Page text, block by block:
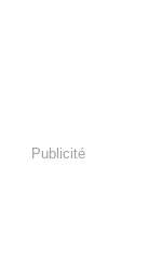
Publicité